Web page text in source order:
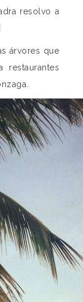
resolvo a
árvores que